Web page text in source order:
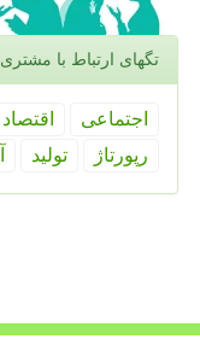
تگهای ارتباط با مشتری
اجتماعی اقتصاد
رپورتاژ
تولید